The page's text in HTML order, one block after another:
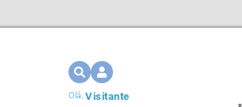
Olá,Visitante